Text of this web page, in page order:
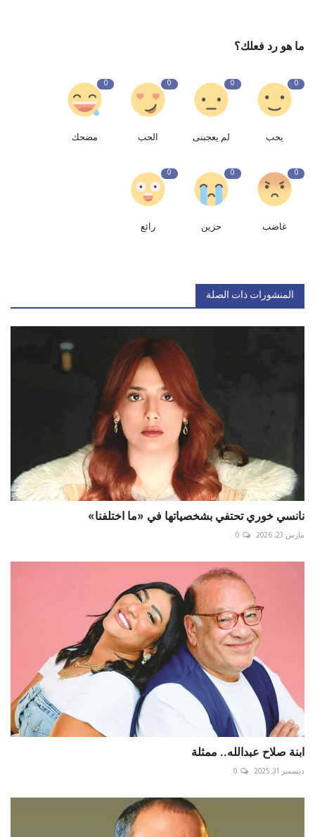
ما هو رد فعلك؟
0
يحب
0
لم يعجبنى
0
الحب
0
مضحك
0
غاضب
0
حزين
0
رائع
المنشورات ذات الصلة
نانسي خوري تحتفي بشخصياتها في «ما اختلفنا»
مارس 23, 2026 0
ابنة صلاح عبدالله.. ممثلة
ديسمبر 31, 2025 0